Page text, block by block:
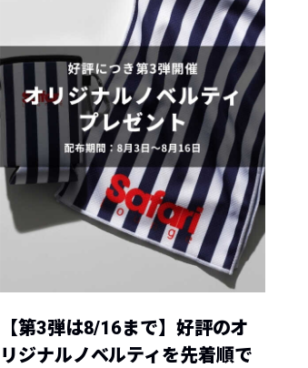
【第3弾は8/16まで】好評のオ
リジナルノベルティを先着順で